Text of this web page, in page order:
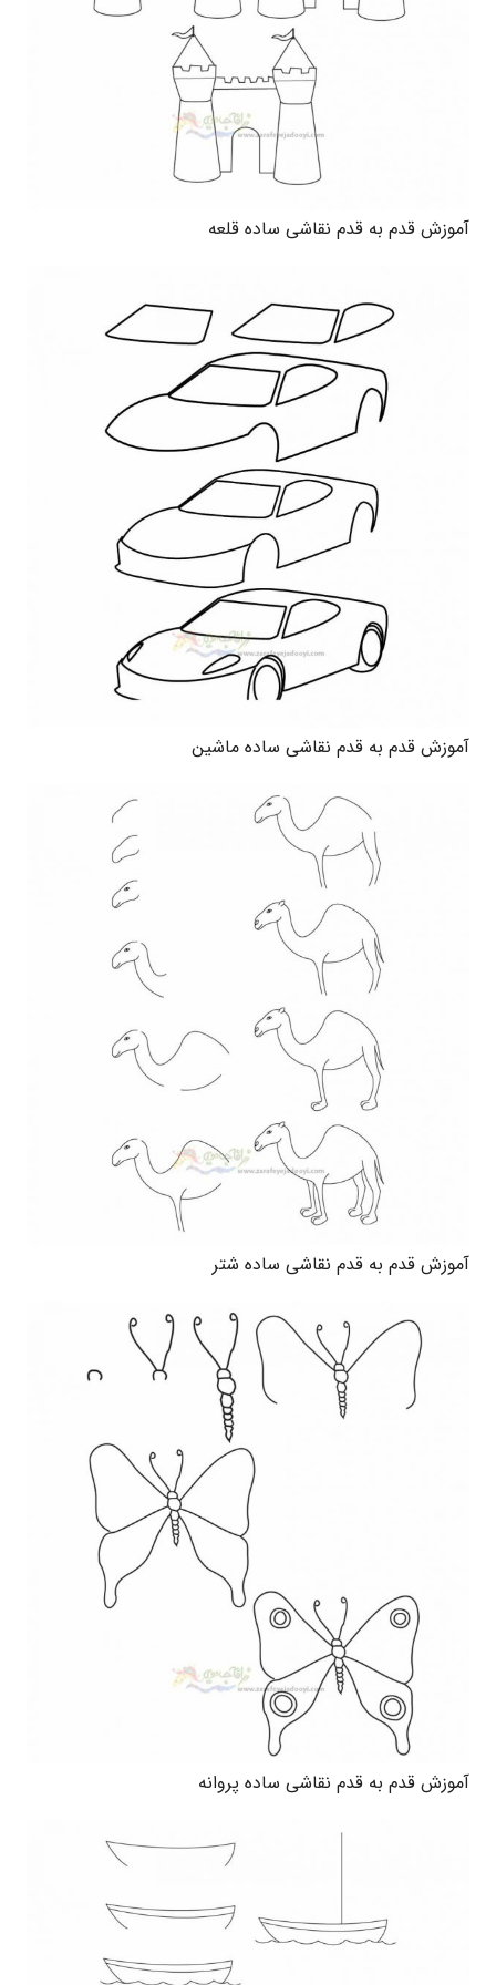
آموزش قدم به قدم نقاشی ساده قلعه
آموزش قدم به قدم نقاشی ساده ماشین
آموزش قدم به قدم نقاشی ساده شتر
آموزش قدم به قدم نقاشی ساده پروانه